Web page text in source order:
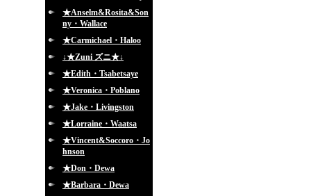
★Anselm&Rosita&Son
ny・Wallace
★Carmichael・Haloo
↓★Zuni ズニ★↓
★Edith・Tsabetsaye
★Veronica・Poblano
★Jake・Livingston
★Lorraine・Waatsa
★Vincent&Soccoro・Jo
hnson
★Don・Dewa
★Barbara・Dewa